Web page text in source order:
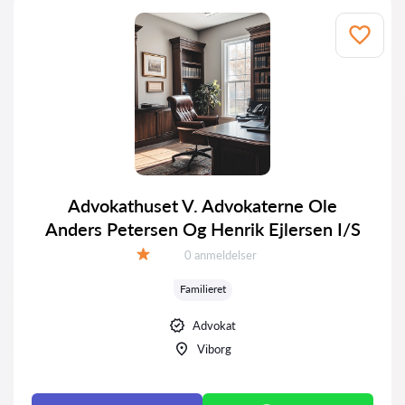
Advokathuset V. Advokaterne Ole
Anders Petersen Og Henrik Ejlersen I/S
Anmeldelser:
0 anmeldelser
Familieret
Advokat
Viborg